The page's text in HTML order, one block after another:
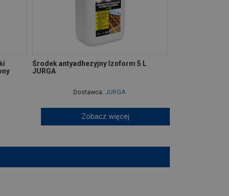
Środek antyadhezyjny Izoform 5 L
JURGA
Dostawca:JURGA
Zobacz więcej